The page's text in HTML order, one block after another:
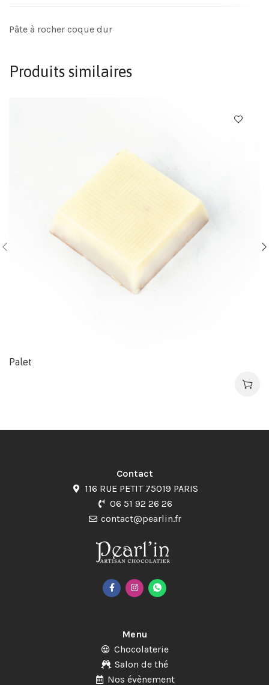
Pâte à rocher coque dur
Produits similaires
Palet
Contact
116 RUE PETIT 75019 PARIS
06 51 92 26 26
contact@pearlin.fr
Menu
Chocolaterie
Salon de thé
Nos évènement